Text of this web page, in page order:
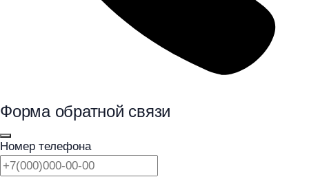
Форма обратной связи
Номер телефона